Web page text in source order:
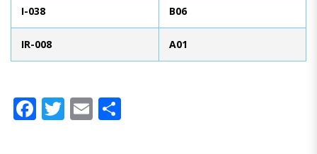
I-038 B06
IR-008 A01
Facebook
Twitter
Email